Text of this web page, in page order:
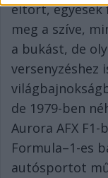
eltört,
meg a szíve,
a bukást, de
versenyzéshez
de 1979-ben
Aurora AFX
Formula–1-es
autósportot